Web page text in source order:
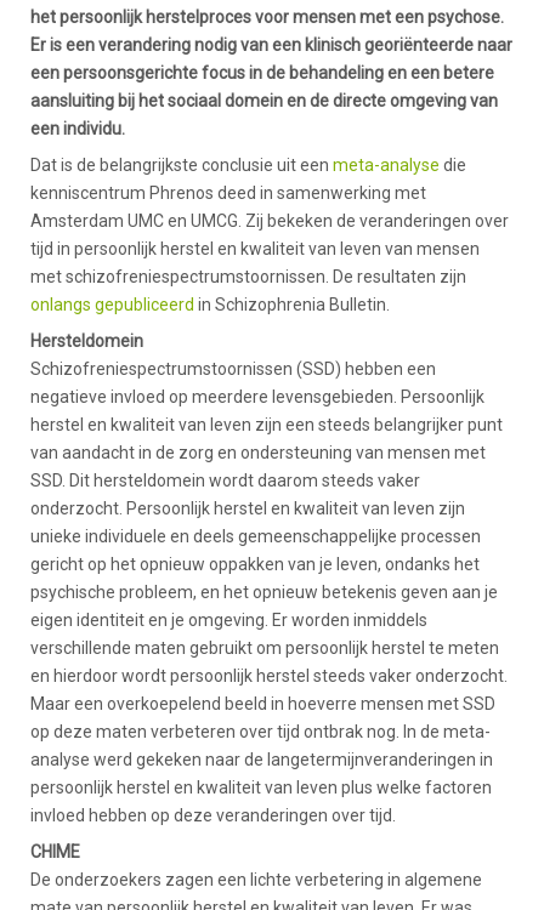
het persoonlijk herstelproces voor mensen met een psychose.
Er is een verandering nodig van een klinisch georiënteerde naar
een persoonsgerichte focus in de behandeling en een betere
aansluiting bij het sociaal domein en de directe omgeving van
een individu.
Dat is de belangrijkste conclusie uit een meta-analyse die
kenniscentrum Phrenos deed in samenwerking met
Amsterdam UMC en UMCG. Zij bekeken de veranderingen over
tijd in persoonlijk herstel en kwaliteit van leven van mensen
met schizofreniespectrumstoornissen. De resultaten zijn
onlangs gepubliceerd in Schizophrenia Bulletin.
Hersteldomein
Schizofreniespectrumstoornissen (SSD) hebben een
negatieve invloed op meerdere levensgebieden. Persoonlijk
herstel en kwaliteit van leven zijn een steeds belangrijker punt
van aandacht in de zorg en ondersteuning van mensen met
SSD. Dit hersteldomein wordt daarom steeds vaker
onderzocht. Persoonlijk herstel en kwaliteit van leven zijn
unieke individuele en deels gemeenschappelijke processen
gericht op het opnieuw oppakken van je leven, ondanks het
psychische probleem, en het opnieuw betekenis geven aan je
eigen identiteit en je omgeving. Er worden inmiddels
verschillende maten gebruikt om persoonlijk herstel te meten
en hierdoor wordt persoonlijk herstel steeds vaker onderzocht.
Maar een overkoepelend beeld in hoeverre mensen met SSD
op deze maten verbeteren over tijd ontbrak nog. In de meta-
analyse werd gekeken naar de langetermijnveranderingen in
persoonlijk herstel en kwaliteit van leven plus welke factoren
invloed hebben op deze veranderingen over tijd.
CHIME
De onderzoekers zagen een lichte verbetering in algemene